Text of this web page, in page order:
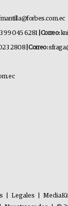
99 045 6281 | Correo:
2808 | Correo:
Legales